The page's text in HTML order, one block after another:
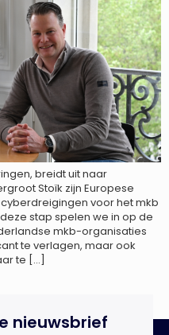
breidt uit naar
Stoïk zijn Europese
voor het mkb
stap spelen we in op de
mkb-organisaties
te verlagen, maar ook
te […]
nieuwsbrief